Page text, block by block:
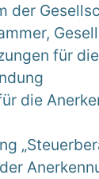
der
für
die